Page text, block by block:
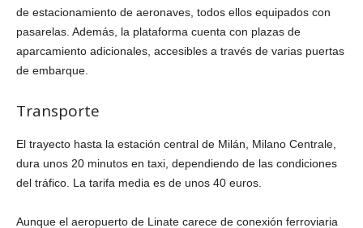
de estacionamiento de aeronaves, todos ellos equipados con
pasarelas. Además, la plataforma cuenta con plazas de
aparcamiento adicionales, accesibles a través de varias puertas
de embarque.
Transporte
El trayecto hasta la estación central de Milán, Milano Centrale,
dura unos 20 minutos en taxi, dependiendo de las condiciones
del tráfico. La tarifa media es de unos 40 euros.
Aunque el aeropuerto de Linate carece de conexión ferroviaria